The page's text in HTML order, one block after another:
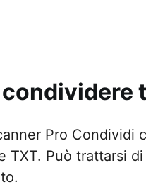
Pro Condividi
TXT. Può trattarsi